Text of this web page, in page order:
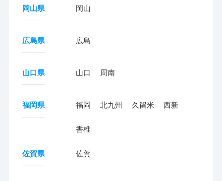
岡山県 岡山
広島県 広島
山口県 山口 周南
福岡県 福岡 北九州 久留米 西新
香椎
佐賀県 佐賀